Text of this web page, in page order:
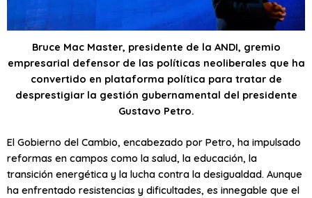
Bruce Mac Master, presidente de la ANDI, gremio
empresarial defensor de las políticas neoliberales que ha
convertido en plataforma política para tratar de
desprestigiar la gestión gubernamental del presidente
Gustavo Petro.
El Gobierno del Cambio, encabezado por Petro, ha impulsado
reformas en campos como la salud, la educación, la
transición energética y la lucha contra la desigualdad. Aunque
ha enfrentado resistencias y dificultades, es innegable que el